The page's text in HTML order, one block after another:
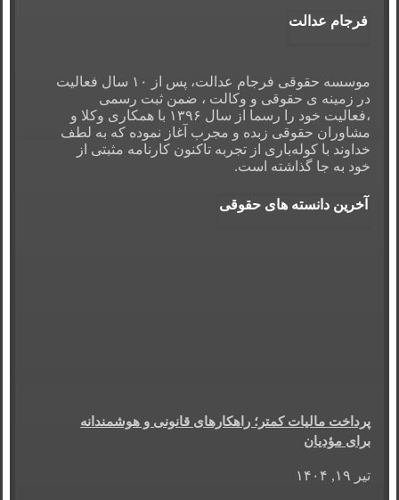
فرجام عدالت
موسسه حقوقی فرجام عدالت، پس از ۱۰ سال فعالیت
در زمینه ی حقوقی و وکالت ، ضمن ثبت رسمی
،فعالیت خود را رسما از سال ۱۳۹۶ با همکاری وکلا و
مشاوران حقوقی زبده و مجرب آغاز نموده که به لطف
خداوند با کوله‌باری از تجربه تاکنون کارنامه مثبتی از
خود به جا گذاشته است.
آخرین دانسته های حقوقی
پرداخت مالیات کمتر؛ راهکارهای قانونی و هوشمندانه
برای مؤدیان
تیر ۱۹, ۱۴۰۴